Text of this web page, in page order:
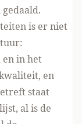
is er niet
in het
en
staat
al is de